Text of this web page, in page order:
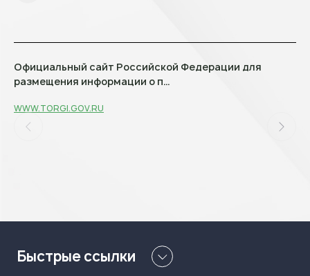
Официальный сайт Российской Федерации для
размещения информации о п…
WWW.TORGI.GOV.RU
Быстрые ссылки